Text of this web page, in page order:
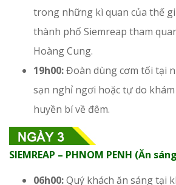
trong những kì quan của thế
thành phố Siemreap tham
Hoàng Cung.
19h00:Đoàn dùng cơm tối tại
sạn nghỉ ngơi hoặc tự do
huyền bí về đêm.
SIEMREAP – PHNOM PENH (Ăn
06h00:Quý khách ăn sáng tại